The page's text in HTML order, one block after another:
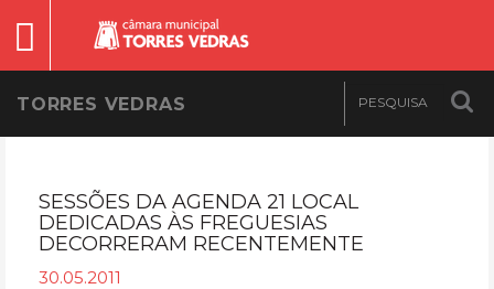
TORRES VEDRAS
SESSÕES DA AGENDA 21 LOCAL
DEDICADAS ÀS FREGUESIAS
DECORRERAM RECENTEMENTE
30.05.2011